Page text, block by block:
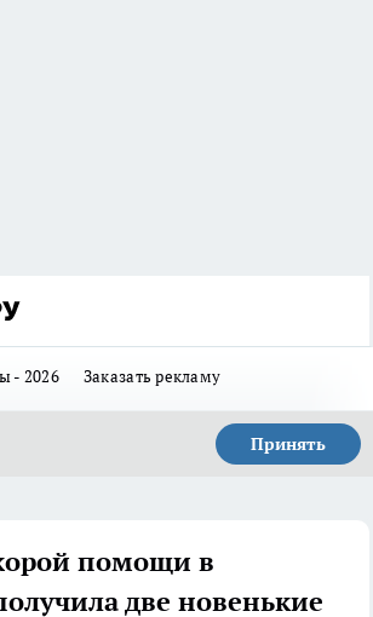
- 2026 Заказать рекламу
Принять
помощи в
две новенькие